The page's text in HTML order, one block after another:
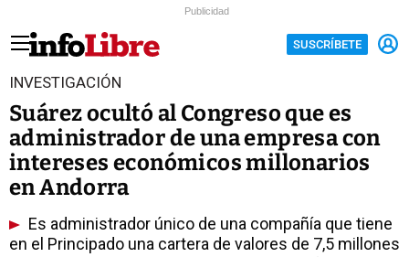
Publicidad
SUSCRÍBETE
INVESTIGACIÓN
Suárez ocultó al Congreso que es
administrador de una empresa con
intereses económicos millonarios
en Andorra
Es administrador único de una compañía que tiene
en el Principado una cartera de valores de 7,5 millones